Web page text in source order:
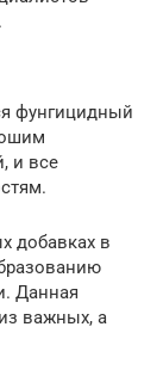
фунгицидный
и все
добавках в
Данная
важных, а